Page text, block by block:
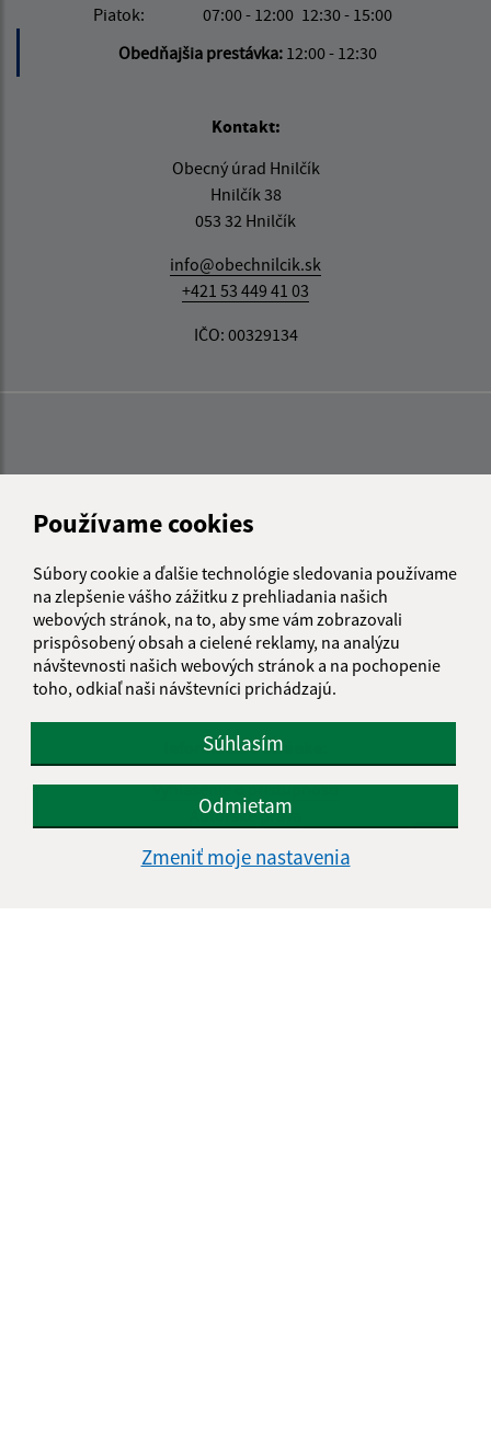
Používame cookies
Súbory cookie a ďalšie technológie sledovania používame
na zlepšenie vášho zážitku z prehliadania našich
webových stránok, na to, aby sme vám zobrazovali
prispôsobený obsah a cielené reklamy, na analýzu
návštevnosti našich webových stránok a na pochopenie
toho, odkiaľ naši návštevníci prichádzajú.
Súhlasím
Odmietam
Zmeniť moje nastavenia
Piatok:
07:00 - 12:00 12:30 - 15:00
Obedňajšia prestávka: 12:00 - 12:30
Kontakt:
Obecný úrad Hnilčík
Hnilčík 38
053 32 Hnilčík
info@obechnilcik.sk
+421 53 449 41 03
IČO: 00329134
Informácie o stránke:
Vyhlásenie o prístupnosti
Autorské práva